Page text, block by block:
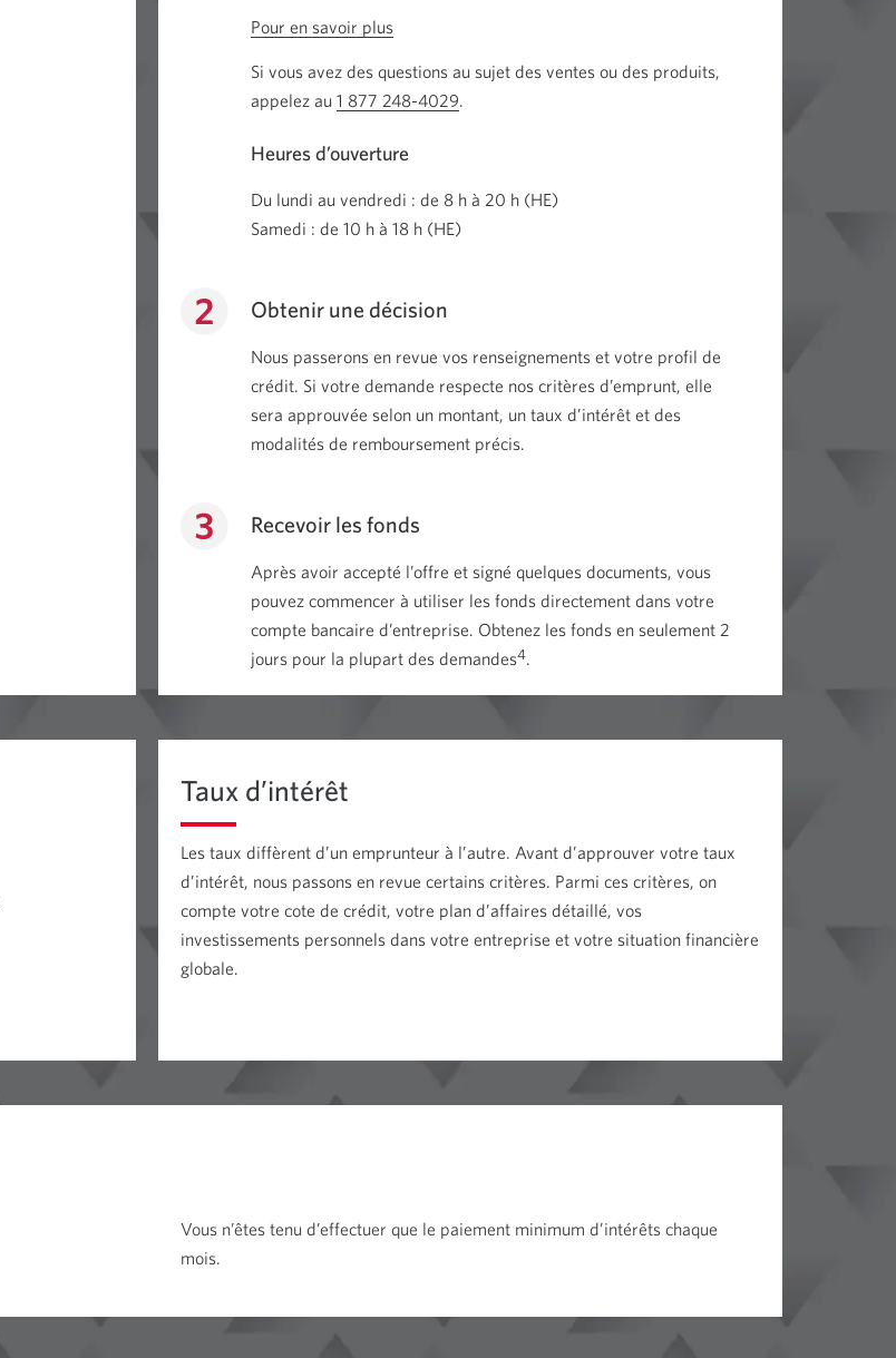
Pour en savoir plus
Si vous avez des questions au sujet des ventes ou des produits,
appelez au1 877 248-4029Votre
.
Heures d’ouverture
Du lundi au vendredi : de 8 h à 20 h (HE)
Samedi : de 10 h à 18 h (HE)
Obtenir une décision
Nous passerons en revue vos renseignements et votre profil de
crédit. Si votre demande respecte nos critères d’emprunt, elle
sera approuvée selon un montant, un taux d’intérêt et des
modalités de remboursement précis.
Recevoir les fonds
Après avoir accepté l’offre et signé quelques documents, vous
pouvez commencer à utiliser les fonds directement dans votre
compte bancaire d’entreprise. Obtenez les fonds en seulement 2
jours pour la plupart des demandes4.
Taux d’intérêt
Les taux diffèrent d’un emprunteur à l’autre. Avant d’approuver votre taux
d’intérêt, nous passons en revue certains critères. Parmi ces critères, on
compte votre cote de crédit, votre plan d’affaires détaillé, vos
investissements personnels dans votre entreprise et votre situation financière
globale.
Vous n’êtes tenu d’effectuer que le paiement minimum d’intérêts chaque
mois.